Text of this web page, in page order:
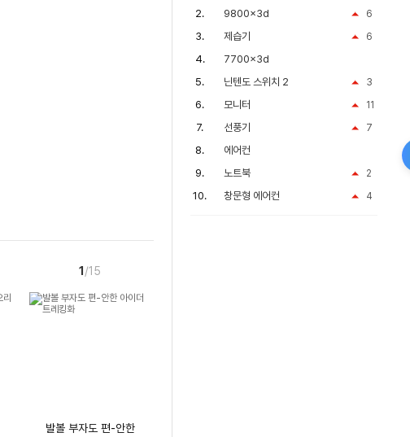
1 /15
발볼 부자도 편-안한
6
9800x3d
6
제습기
7700x3d
3
닌텐도 스위치 2
11
모니터
7
선풍기
에어컨
2
노트북
4
창문형 에어컨